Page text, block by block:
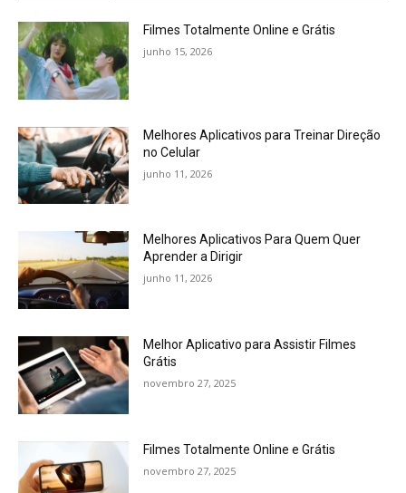
Filmes Totalmente Online e Grátis
junho 15, 2026
Melhores Aplicativos para Treinar Direção
no Celular
junho 11, 2026
Melhores Aplicativos Para Quem Quer
Aprender a Dirigir
junho 11, 2026
Melhor Aplicativo para Assistir Filmes
Grátis
novembro 27, 2025
Filmes Totalmente Online e Grátis
novembro 27, 2025